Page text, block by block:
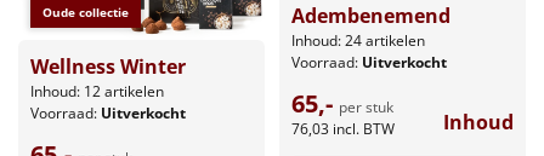
Oude collectie
Wellness Winter
Inhoud: 12 artikelen
Voorraad: Uitverkocht
Adembenemend
Inhoud: 24 artikelen
Voorraad: Uitverkocht
65,- per stuk
76,03 incl. BTW Inhoud